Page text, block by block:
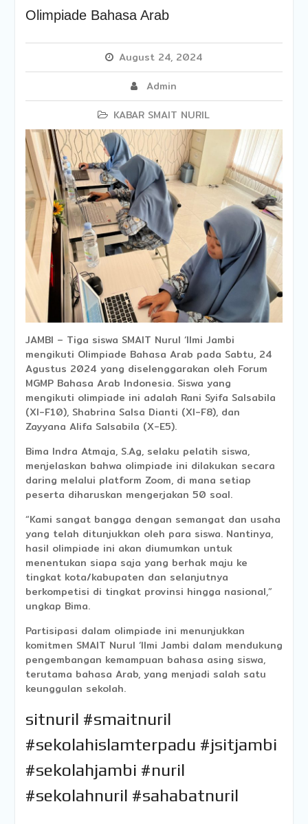
Olimpiade Bahasa Arab
August 24, 2024
Admin
KABAR SMAIT NURIL
JAMBI – Tiga siswa SMAIT Nurul ‘Ilmi Jambi
mengikuti Olimpiade Bahasa Arab pada Sabtu, 24
Agustus 2024 yang diselenggarakan oleh Forum
MGMP Bahasa Arab Indonesia. Siswa yang
mengikuti olimpiade ini adalah Rani Syifa Salsabila
(XI-F10), Shabrina Salsa Dianti (XI-F8), dan
Zayyana Alifa Salsabila (X-E5).
Bima Indra Atmaja, S.Ag, selaku pelatih siswa,
menjelaskan bahwa olimpiade ini dilakukan secara
daring melalui platform Zoom, di mana setiap
peserta diharuskan mengerjakan 50 soal.
“Kami sangat bangga dengan semangat dan usaha
yang telah ditunjukkan oleh para siswa. Nantinya,
hasil olimpiade ini akan diumumkan untuk
menentukan siapa saja yang berhak maju ke
tingkat kota/kabupaten dan selanjutnya
berkompetisi di tingkat provinsi hingga nasional,”
ungkap Bima.
Partisipasi dalam olimpiade ini menunjukkan
komitmen SMAIT Nurul ‘Ilmi Jambi dalam mendukung
pengembangan kemampuan bahasa asing siswa,
terutama bahasa Arab, yang menjadi salah satu
keunggulan sekolah.
sitnuril #smaitnuril
#sekolahislamterpadu #jsitjambi
#sekolahjambi #nuril
#sekolahnuril #sahabatnuril